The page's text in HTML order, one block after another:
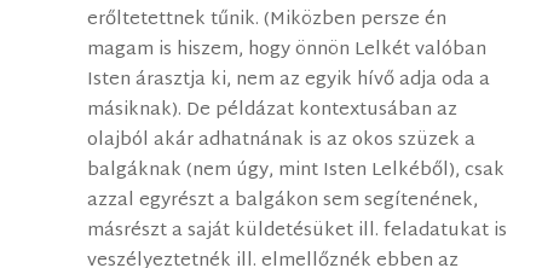
erőltetettnek tűnik. (Miközben persze én
magam is hiszem, hogy önnön Lelkét valóban
Isten árasztja ki, nem az egyik hívő adja oda a
másiknak). De példázat kontextusában az
olajból akár adhatnának is az okos szüzek a
balgáknak (nem úgy, mint Isten Lelkéből), csak
azzal egyrészt a balgákon sem segítenének,
másrészt a saját küldetésüket ill. feladatukat is
veszélyeztetnék ill. elmellőznék ebben az